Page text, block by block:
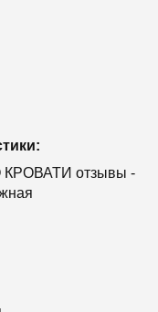
отзывы -